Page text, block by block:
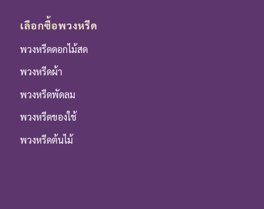
เลือกซื้อพวงหรีด
พวงหรีดดอกไม้สด
พวงหรีดผ้า
พวงหรีดพัดลม
พวงหรีดของใช้
พวงหรีดต้นไม้